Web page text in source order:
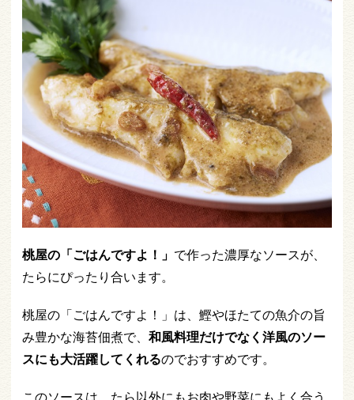
桃屋の「ごはんですよ！」 で作った濃厚なソースが、
たらにぴったり合います。
桃屋の「ごはんですよ！」は、鰹やほたての魚介の旨
み豊かな海苔佃煮で、 和風料理だけでなく洋風のソー
スにも大活躍してくれるのでおすすめです。